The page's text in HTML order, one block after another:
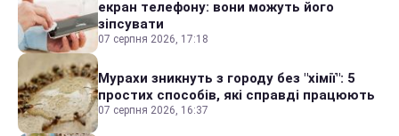
екран телефону: вони можуть його
зіпсувати
07 серпня 2026, 17:18
Мурахи зникнуть з городу без "хімії": 5
простих способів, які справді працюють
07 серпня 2026, 16:37